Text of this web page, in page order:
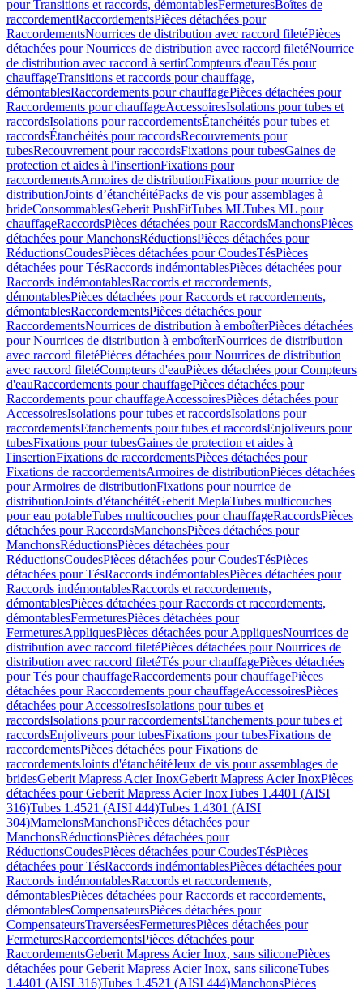
pour Transitions et raccords, démontablesFermeturesBoîtes de
raccordementRaccordementsPièces détachées pour
RaccordementsNourrices de distribution avec raccord filetéPièces
détachées pour Nourrices de distribution avec raccord filetéNourrice
de distribution avec raccord à sertirCompteurs d'eauTés pour
chauffageTransitions et raccords pour chauffage,
démontablesRaccordements pour chauffagePièces détachées pour
Raccordements pour chauffageAccessoiresIsolations pour tubes et
raccordsIsolations pour raccordementsÉtanchéités pour tubes et
raccordsÉtanchéités pour raccordsRecouvrements pour
tubesRecouvrement pour raccordsFixations pour tubesGaines de
protection et aides à l'insertionFixations pour
raccordementsArmoires de distributionFixations pour nourrice de
distributionJoints d’étanchéitéPacks de vis pour assemblages à
brideConsommablesGeberit PushFitTubes MLTubes ML pour
chauffageRaccordsPièces détachées pour RaccordsManchonsPièces
détachées pour ManchonsRéductionsPièces détachées pour
RéductionsCoudesPièces détachées pour CoudesTésPièces
détachées pour TésRaccords indémontablesPièces détachées pour
Raccords indémontablesRaccords et raccordements,
démontablesPièces détachées pour Raccords et raccordements,
démontablesRaccordementsPièces détachées pour
RaccordementsNourrices de distribution à emboîterPièces détachées
pour Nourrices de distribution à emboîterNourrices de distribution
avec raccord filetéPièces détachées pour Nourrices de distribution
avec raccord filetéCompteurs d'eauPièces détachées pour Compteurs
d'eauRaccordements pour chauffagePièces détachées pour
Raccordements pour chauffageAccessoiresPièces détachées pour
AccessoiresIsolations pour tubes et raccordsIsolations pour
raccordementsEtanchements pour tubes et raccordsEnjoliveurs pour
tubesFixations pour tubesGaines de protection et aides à
l'insertionFixations de raccordementsPièces détachées pour
Fixations de raccordementsArmoires de distributionPièces détachées
pour Armoires de distributionFixations pour nourrice de
distributionJoints d'étanchéitéGeberit MeplaTubes multicouches
pour eau potableTubes multicouches pour chauffageRaccordsPièces
détachées pour RaccordsManchonsPièces détachées pour
ManchonsRéductionsPièces détachées pour
RéductionsCoudesPièces détachées pour CoudesTésPièces
détachées pour TésRaccords indémontablesPièces détachées pour
Raccords indémontablesRaccords et raccordements,
démontablesPièces détachées pour Raccords et raccordements,
démontablesFermeturesPièces détachées pour
FermeturesAppliquesPièces détachées pour AppliquesNourrices de
distribution avec raccord filetéPièces détachées pour Nourrices de
distribution avec raccord filetéTés pour chauffagePièces détachées
pour Tés pour chauffageRaccordements pour chauffagePièces
détachées pour Raccordements pour chauffageAccessoiresPièces
détachées pour AccessoiresIsolations pour tubes et
raccordsIsolations pour raccordementsEtanchements pour tubes et
raccordsEnjoliveurs pour tubesFixations pour tubesFixations de
raccordementsPièces détachées pour Fixations de
raccordementsJoints d'étanchéitéJeux de vis pour assemblages de
bridesGeberit Mapress Acier InoxGeberit Mapress Acier InoxPièces
détachées pour Geberit Mapress Acier InoxTubes 1.4401 (AISI
316)Tubes 1.4521 (AISI 444)Tubes 1.4301 (AISI
304)MamelonsManchonsPièces détachées pour
ManchonsRéductionsPièces détachées pour
RéductionsCoudesPièces détachées pour CoudesTésPièces
détachées pour TésRaccords indémontablesPièces détachées pour
Raccords indémontablesRaccords et raccordements,
démontablesPièces détachées pour Raccords et raccordements,
démontablesCompensateursPièces détachées pour
CompensateursTraverséesFermeturesPièces détachées pour
FermeturesRaccordementsPièces détachées pour
RaccordementsGeberit Mapress Acier Inox, sans siliconePièces
détachées pour Geberit Mapress Acier Inox, sans siliconeTubes
1.4401 (AISI 316)Tubes 1.4521 (AISI 444)ManchonsPièces